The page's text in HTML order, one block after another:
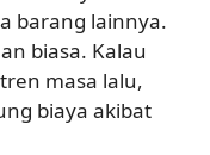
barang lainnya.
biasa. Kalau
masa lalu,
biaya akibat